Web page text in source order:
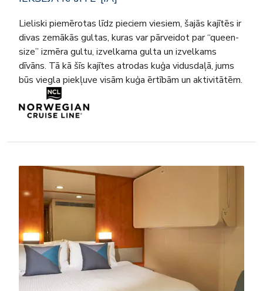
Lieliski piemērotas līdz pieciem viesiem, šajās kajītēs ir
divas zemākās gultas, kuras var pārveidot par “queen-
size” izmēra gultu, izvelkama gulta un izvelkams
dīvāns. Tā kā šīs kajītes atrodas kuģa vidusdaļā, jums
būs viegla piekļuve visām kuģa ērtībām un aktivitātēm.